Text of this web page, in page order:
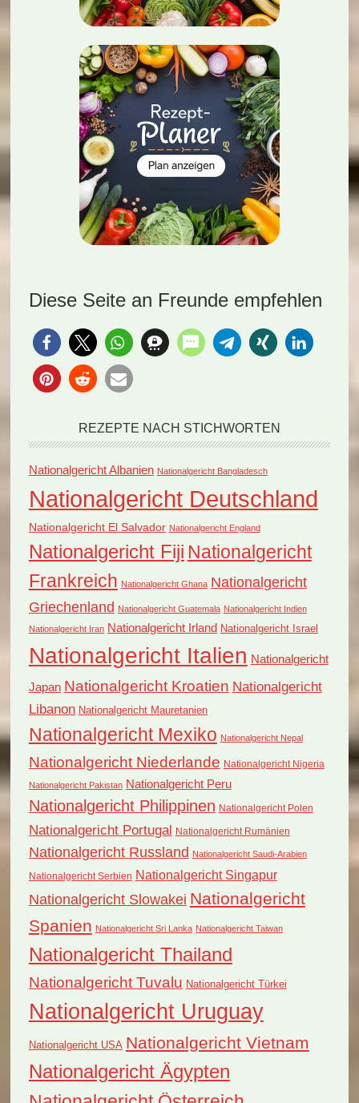
Diese Seite an Freunde empfehlen
REZEPTE NACH STICHWORTEN
Nationalgericht Albanien Nationalgericht Bangladesch
Nationalgericht Deutschland
Nationalgericht El Salvador Nationalgericht England
Nationalgericht Fiji Nationalgericht
Frankreich Nationalgericht Ghana Nationalgericht
Griechenland Nationalgericht Guatemala Nationalgericht Indien
Nationalgericht Iran Nationalgericht Irland Nationalgericht Israel
Nationalgericht Italien Nationalgericht
Japan Nationalgericht Kroatien Nationalgericht
Libanon Nationalgericht Mauretanien
Nationalgericht Mexiko Nationalgericht Nepal
Nationalgericht Niederlande Nationalgericht Nigeria
Nationalgericht Pakistan Nationalgericht Peru
Nationalgericht Philippinen Nationalgericht Polen
Nationalgericht Portugal Nationalgericht Rumänien
Nationalgericht Russland Nationalgericht Saudi-Arabien
Nationalgericht Serbien Nationalgericht Singapur
Nationalgericht Slowakei Nationalgericht
Spanien Nationalgericht Sri Lanka Nationalgericht Taiwan
Nationalgericht Thailand
Nationalgericht Tuvalu Nationalgericht Türkei
Nationalgericht Uruguay
Nationalgericht USA Nationalgericht Vietnam
Nationalgericht Ägypten